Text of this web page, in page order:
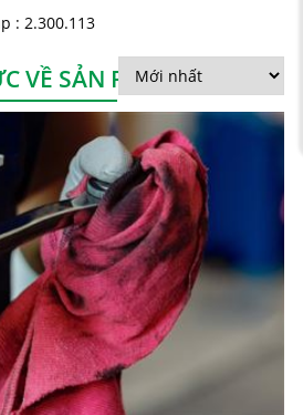
: 2.300.113
VỀ SẢN PHẨM